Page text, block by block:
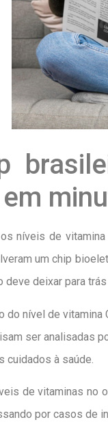
os níveis de
um chip
deve deixar para
do nível de
ser analisadas
cuidados à saúde.
de vitaminas no
por casos de